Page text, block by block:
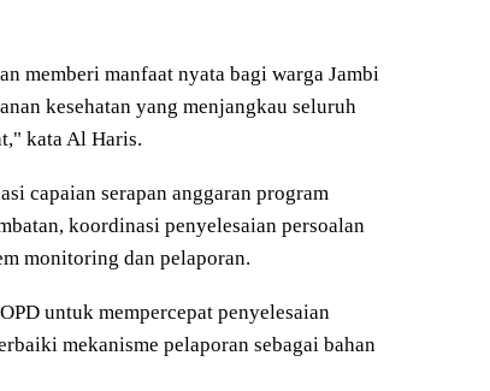
memberi manfaat nyata bagi warga Jambi
kesehatan yang menjangkau seluruh
kata Al Haris.
capaian serapan anggaran program
koordinasi penyelesaian persoalan
monitoring dan pelaporan.
untuk mempercepat penyelesaian
mekanisme pelaporan sebagai bahan